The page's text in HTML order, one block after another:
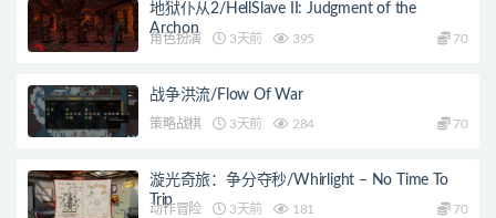
地狱仆从2/HellSlave II: Judgment of the
Archon
角色扮演 3天前 395 70
战争洪流/Flow Of War
策略战棋 3天前 284 70
漩光奇旅：争分夺秒/Whirlight – No Time To
Trip
动作冒险 3天前 181 70